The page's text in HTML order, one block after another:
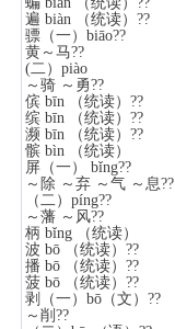
遍 biàn （统读）??
骠（一）biāo??
黄～马??
(二）piào
～骑 ～勇??
傧 bīn （统读）??
缤 bīn （统读）??
濒 bīn （统读）??
髌 bìn （统读）
屏（一） bǐng??
～除 ～弃 ～气 ～息??
（二）píng??
～藩 ～风??
柄 bǐng （统读）
波 bō （统读）??
播 bō （统读）??
菠 bō （统读）??
剥（一）bō（文）??
～削??